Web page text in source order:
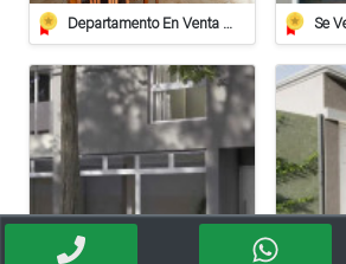
Departamento En Venta De 2 Dormitorios Con Cochera Cubierta Y Terraza Privada